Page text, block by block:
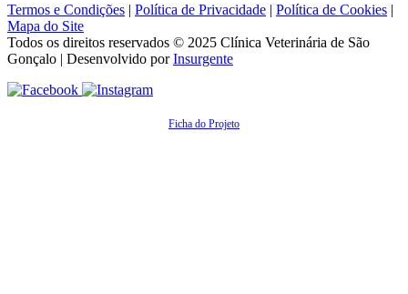
Termos e Condições | Política de Privacidade | Política de Cookies |
Mapa do Site
Todos os direitos reservados © 2025 Clínica Veterinária de São
Gonçalo | Desenvolvido porInsurgente
Ficha do Projeto